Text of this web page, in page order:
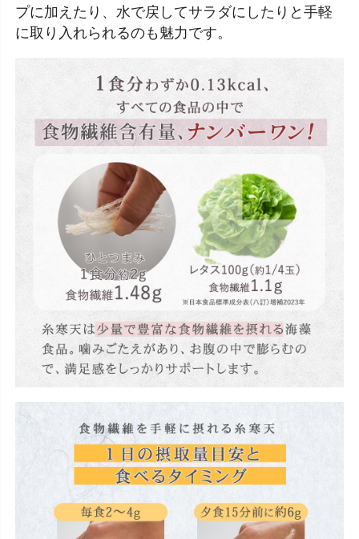
プに加えたり、水で戻してサラダにしたりと手軽
に取り入れられるのも魅力です。